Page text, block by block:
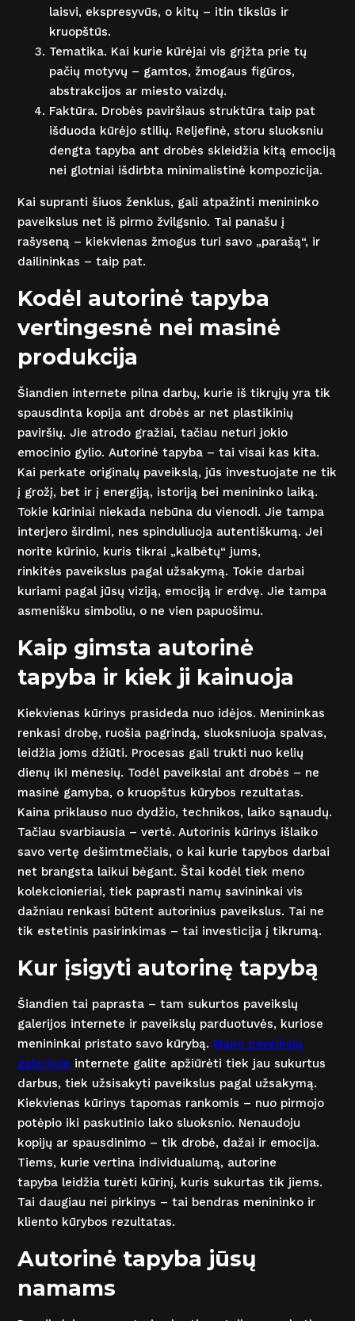
laisvi, ekspresyvūs, o kitų – itin tikslūs ir
kruopštūs.
Tematika. Kai kurie kūrėjai vis grįžta prie tų
pačių motyvų – gamtos, žmogaus figūros,
abstrakcijos ar miesto vaizdų.
Faktūra. Drobės paviršiaus struktūra taip pat
išduoda kūrėjo stilių. Reljefinė, storu sluoksniu
dengta tapyba ant drobės skleidžia kitą emociją
nei glotniai išdirbta minimalistinė kompozicija.
Kai supranti šiuos ženklus, gali atpažinti menininko
paveikslus net iš pirmo žvilgsnio. Tai panašu į
rašyseną – kiekvienas žmogus turi savo „parašą“, ir
dailininkas – taip pat.
Kodėl autorinė tapyba
vertingesnė nei masinė
produkcija
Šiandien internete pilna darbų, kurie iš tikrųjų yra tik
spausdinta kopija ant drobės ar net plastikinių
paviršių. Jie atrodo gražiai, tačiau neturi jokio
emocinio gylio. Autorinė tapyba – tai visai kas kita.
Kai perkate originalų paveikslą, jūs investuojate ne tik
į grožį, bet ir į energiją, istoriją bei menininko laiką.
Tokie kūriniai niekada nebūna du vienodi. Jie tampa
interjero širdimi, nes spinduliuoja autentiškumą. Jei
norite kūrinio, kuris tikrai „kalbėtų“ jums,
rinkitės paveikslus pagal užsakymą. Tokie darbai
kuriami pagal jūsų viziją, emociją ir erdvę. Jie tampa
asmenišku simboliu, o ne vien papuošimu.
Kaip gimsta autorinė
tapyba ir kiek ji kainuoja
Kiekvienas kūrinys prasideda nuo idėjos. Menininkas
renkasi drobę, ruošia pagrindą, sluoksniuoja spalvas,
leidžia joms džiūti. Procesas gali trukti nuo kelių
dienų iki mėnesių. Todėl paveikslai ant drobės – ne
masinė gamyba, o kruopštus kūrybos rezultatas.
Kaina priklauso nuo dydžio, technikos, laiko sąnaudų.
Tačiau svarbiausia – vertė. Autorinis kūrinys išlaiko
savo vertę dešimtmečiais, o kai kurie tapybos darbai
net brangsta laikui bėgant. Štai kodėl tiek meno
kolekcionieriai, tiek paprasti namų savininkai vis
dažniau renkasi būtent autorinius paveikslus. Tai ne
tik estetinis pasirinkimas – tai investicija į tikrumą.
Kur įsigyti autorinę tapybą
Šiandien tai paprasta – tam sukurtos paveikslų
galerijos internete ir paveikslų parduotuvės, kuriose
menininkai pristato savo kūrybą. Mano paveikslų
galerijoje internete galite apžiūrėti tiek jau sukurtus
darbus, tiek užsisakyti paveikslus pagal užsakymą.
Kiekvienas kūrinys tapomas rankomis – nuo pirmojo
potėpio iki paskutinio lako sluoksnio. Nenaudoju
kopijų ar spausdinimo – tik drobė, dažai ir emocija.
Tiems, kurie vertina individualumą, autorine
tapyba leidžia turėti kūrinį, kuris sukurtas tik jiems.
Tai daugiau nei pirkinys – tai bendras menininko ir
kliento kūrybos rezultatas.
Autorinė tapyba jūsų
namams